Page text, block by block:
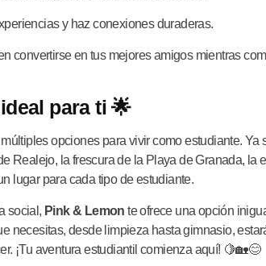
y haz conexiones duraderas.
convertirse en tus mejores amigos mientras
para ti 🌟
opciones para vivir como estudiante. Ya
Realejo, la frescura de la Playa de Granada, la
lugar para cada tipo de estudiante.
social, Pink & Lemon te ofrece una opción
necesitas, desde limpieza hasta gimnasio,
¡Tu aventura estudiantil comienza aquí! 🍋🏡😊